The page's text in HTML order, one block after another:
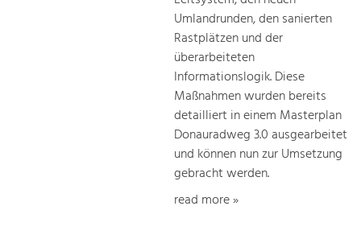
Umlandrunden, den sanierten
Rastplätzen und der
überarbeiteten
Informationslogik. Diese
Maßnahmen wurden bereits
detailliert in einem Masterplan
Donauradweg 3.0 ausgearbeitet
und können nun zur Umsetzung
gebracht werden.
read more »